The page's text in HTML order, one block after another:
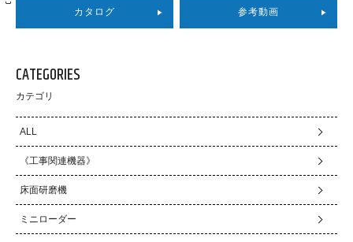
カタログ 参考動画
CATEGORIES
カテゴリ
ALL
《工事関連機器》
床面研磨機
ミニローダー